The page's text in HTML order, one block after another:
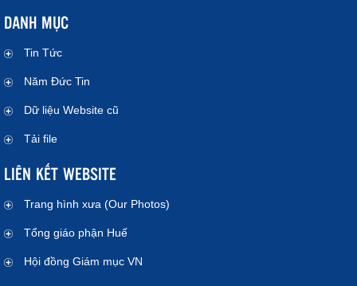
DANH MỤC
Tin Tức
Năm Đức Tin
Dữ liệu Website cũ
Tải file
LIÊN KẾT WEBSITE
Trang hình xưa (Our Photos)
Tổng giáo phận Huế
Hội đồng Giám mục VN